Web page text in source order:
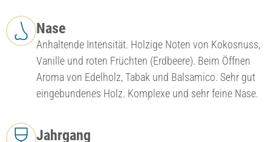
Nase
Anhaltende Intensität. Holzige Noten von Kokosnuss,
Vanille und roten Früchten (Erdbeere). Beim Öffnen
Aroma von Edelholz, Tabak und Balsamico. Sehr gut
eingebundenes Holz. Komplexe und sehr feine Nase.
Jahrgang